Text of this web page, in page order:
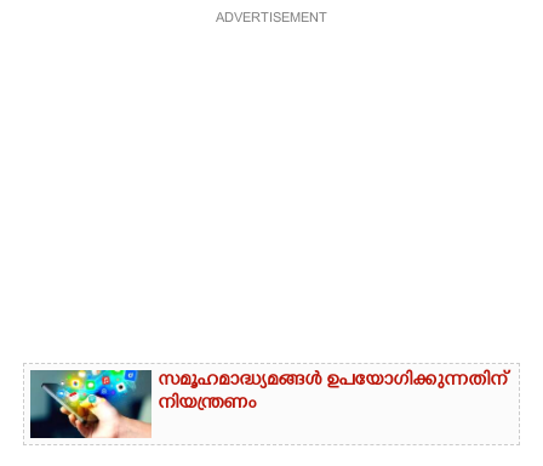
ADVERTISEMENT
സമൂഹമാദ്ധ്യമങ്ങൾ ഉപയോഗിക്കുന്നതിന്
നിയന്ത്രണം